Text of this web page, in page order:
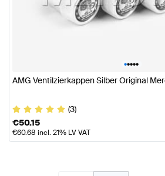
•••••
AMG Ventilzierkappen Silber Original
(3)
€50.15
€60.68 incl. 21% LV VAT